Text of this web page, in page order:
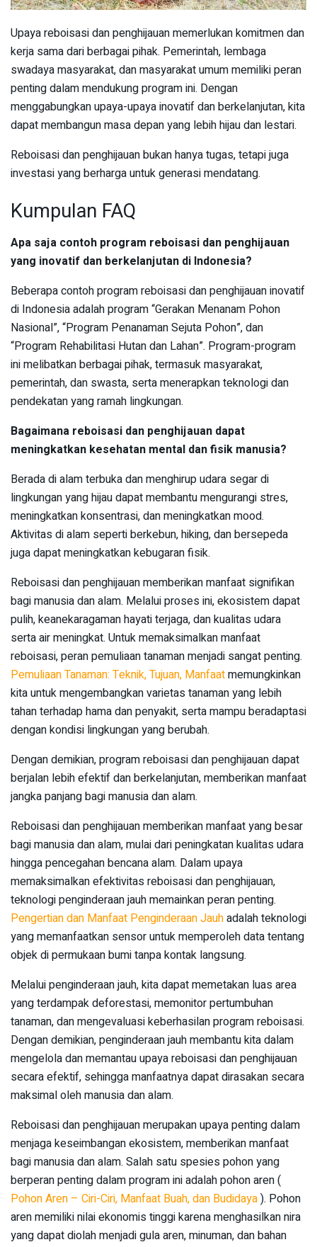
Upaya reboisasi dan penghijauan memerlukan komitmen dan
kerja sama dari berbagai pihak. Pemerintah, lembaga
swadaya masyarakat, dan masyarakat umum memiliki peran
penting dalam mendukung program ini. Dengan
menggabungkan upaya-upaya inovatif dan berkelanjutan, kita
dapat membangun masa depan yang lebih hijau dan lestari.
Reboisasi dan penghijauan bukan hanya tugas, tetapi juga
investasi yang berharga untuk generasi mendatang.
Kumpulan FAQ
Apa saja contoh program reboisasi dan penghijauan
yang inovatif dan berkelanjutan di Indonesia?
Beberapa contoh program reboisasi dan penghijauan inovatif
di Indonesia adalah program “Gerakan Menanam Pohon
Nasional”, “Program Penanaman Sejuta Pohon”, dan
“Program Rehabilitasi Hutan dan Lahan”. Program-program
ini melibatkan berbagai pihak, termasuk masyarakat,
pemerintah, dan swasta, serta menerapkan teknologi dan
pendekatan yang ramah lingkungan.
Bagaimana reboisasi dan penghijauan dapat
meningkatkan kesehatan mental dan fisik manusia?
Berada di alam terbuka dan menghirup udara segar di
lingkungan yang hijau dapat membantu mengurangi stres,
meningkatkan konsentrasi, dan meningkatkan mood.
Aktivitas di alam seperti berkebun, hiking, dan bersepeda
juga dapat meningkatkan kebugaran fisik.
Reboisasi dan penghijauan memberikan manfaat signifikan
bagi manusia dan alam. Melalui proses ini, ekosistem dapat
pulih, keanekaragaman hayati terjaga, dan kualitas udara
serta air meningkat. Untuk memaksimalkan manfaat
reboisasi, peran pemuliaan tanaman menjadi sangat penting.
Pemuliaan Tanaman: Teknik, Tujuan, Manfaatmemungkinkan
kita untuk mengembangkan varietas tanaman yang lebih
tahan terhadap hama dan penyakit, serta mampu beradaptasi
dengan kondisi lingkungan yang berubah.
Dengan demikian, program reboisasi dan penghijauan dapat
berjalan lebih efektif dan berkelanjutan, memberikan manfaat
jangka panjang bagi manusia dan alam.
Reboisasi dan penghijauan memberikan manfaat yang besar
bagi manusia dan alam, mulai dari peningkatan kualitas udara
hingga pencegahan bencana alam. Dalam upaya
memaksimalkan efektivitas reboisasi dan penghijauan,
teknologi penginderaan jauh memainkan peran penting.
Pengertian dan Manfaat Penginderaan Jauhadalah teknologi
yang memanfaatkan sensor untuk memperoleh data tentang
objek di permukaan bumi tanpa kontak langsung.
Melalui penginderaan jauh, kita dapat memetakan luas area
yang terdampak deforestasi, memonitor pertumbuhan
tanaman, dan mengevaluasi keberhasilan program reboisasi.
Dengan demikian, penginderaan jauh membantu kita dalam
mengelola dan memantau upaya reboisasi dan penghijauan
secara efektif, sehingga manfaatnya dapat dirasakan secara
maksimal oleh manusia dan alam.
Reboisasi dan penghijauan merupakan upaya penting dalam
menjaga keseimbangan ekosistem, memberikan manfaat
bagi manusia dan alam. Salah satu spesies pohon yang
berperan penting dalam program ini adalah pohon aren (
Pohon Aren – Ciri-Ciri, Manfaat Buah, dan Budidaya). Pohon
aren memiliki nilai ekonomis tinggi karena menghasilkan nira
yang dapat diolah menjadi gula aren, minuman, dan bahan